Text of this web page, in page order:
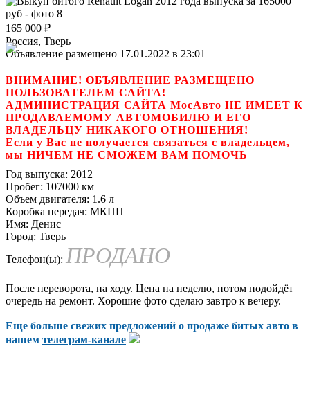
165 000 ₽
Россия, Тверь
Объявление размещено 17.01.2022 в 23:01
ВНИМАНИЕ! ОБЪЯВЛЕНИЕ РАЗМЕЩЕНО
ПОЛЬЗОВАТЕЛЕМ САЙТА!
АДМИНИСТРАЦИЯ САЙТА МосАвто НЕ ИМЕЕТ К
ПРОДАВАЕМОМУ АВТОМОБИЛЮ И ЕГО
ВЛАДЕЛЬЦУ НИКАКОГО ОТНОШЕНИЯ!
Если у Вас не получается связаться с владельцем,
мы НИЧЕМ НЕ СМОЖЕМ ВАМ ПОМОЧЬ
Год выпуска: 2012
Пробег: 107000 км
Объем двигателя: 1.6 л
Коробка передач: МКПП
Имя: Денис
Город: Тверь
Телефон(ы): ПРОДАНО
После переворота, на ходу. Цена на неделю, потом подойдёт
очередь на ремонт. Хорошие фото сделаю завтро к вечеру.
Еще больше свежих предложений о продаже битых авто в
нашем телеграм-канале